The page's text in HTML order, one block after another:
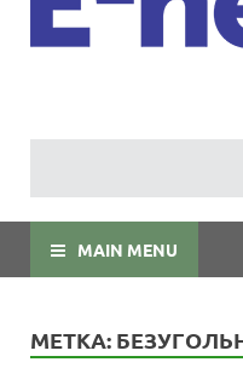
MAIN MENU
МЕТКА: